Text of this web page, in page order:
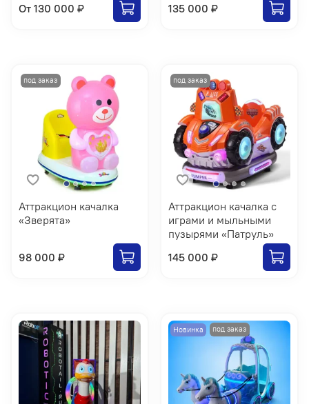
От 130 000 ₽ 135 000 ₽
Аттракцион качалка
«Зверята»
98 000 ₽
Аттракцион качалка с
играми и мыльными
пузырями «Патруль»
145 000 ₽
Новинка